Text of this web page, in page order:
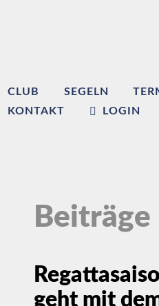
CLUB SEGELN
KONTAKT
LOGIN
Beiträge
geht mit